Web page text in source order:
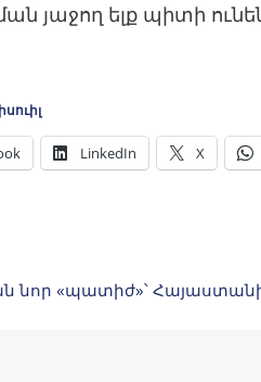
յա­ջող ելք պիտի
LinkedIn X
նոր «պատիժ»՝